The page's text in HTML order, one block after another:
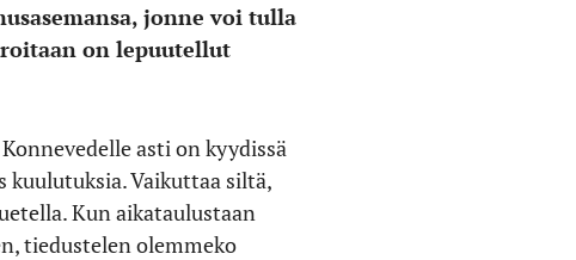
jonne voi tulla
on lepuutellut
asti on kyydissä
kuulutuksia. Vaikuttaa siltä,
Kun aikataulustaan
tiedustelen olemmeko